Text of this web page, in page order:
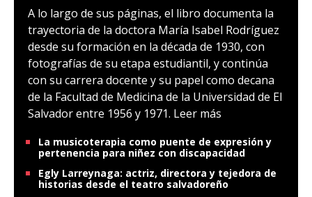
A lo largo de sus páginas, el libro documenta la
trayectoria de la doctora María Isabel Rodríguez
desde su formación en la década de 1930, con
fotografías de su etapa estudiantil, y continúa
con su carrera docente y su papel como decana
de la Facultad de Medicina de la Universidad de El
Salvador entre 1956 y 1971. Leer más
La musicoterapia como puente de expresión y
pertenencia para niñez con discapacidad
Egly Larreynaga: actriz, directora y tejedora de
historias desde el teatro salvadoreño